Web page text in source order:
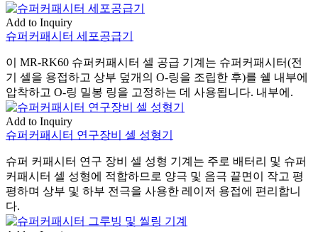
Add to Inquiry
슈퍼커패시터 세포공급기
이 MR-RK60 슈퍼커패시터 셀 공급 기계는 슈퍼커패시터(전
기 셀을 용접하고 상부 덮개의 O-링을 조립한 후)를 쉘 내부에
압착하고 O-링 밀봉 링을 고정하는 데 사용됩니다. 내부에.
Add to Inquiry
슈퍼커패시터 연구장비 셀 성형기
슈퍼 커패시터 연구 장비 셀 성형 기계는 주로 배터리 및 슈퍼
커패시터 셀 성형에 적합하므로 양극 및 음극 끝면이 작고 평
평하며 상부 및 하부 전극을 사용한 레이저 용접에 편리합니
다.